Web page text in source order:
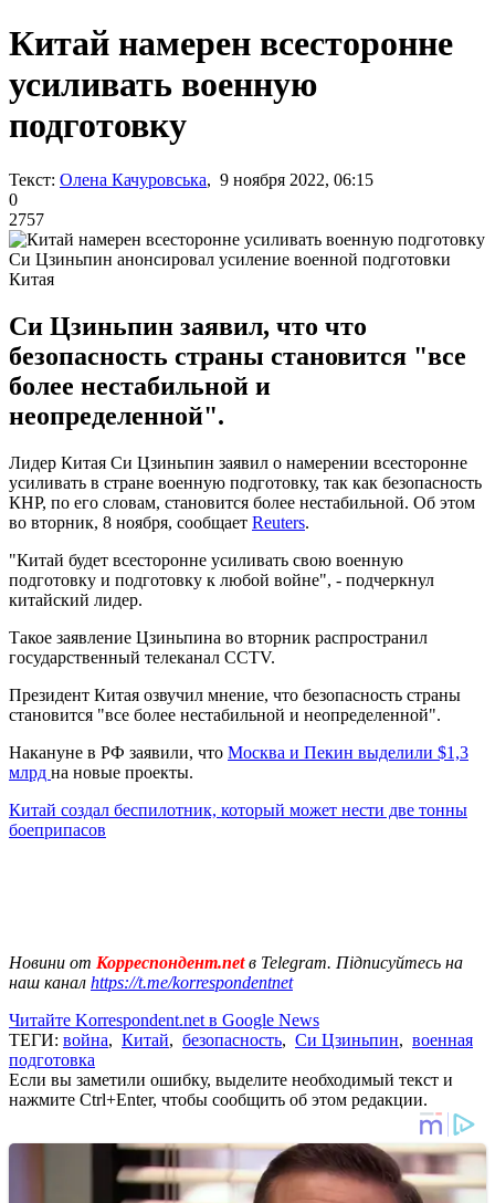
Китай намерен всесторонне
усиливать военную
подготовку
Текст: Олена Качуровська, 9 ноября 2022, 06:15
0
2757
Cи Цзиньпин анонсировал усиление военной подготовки
Китая
Си Цзиньпин заявил, что что
безопасность страны становится "все
более нестабильной и
неопределенной".
Лидер Китая Си Цзиньпин заявил о намерении всесторонне
усиливать в стране военную подготовку, так как безопасность
КНР, по его словам, становится более нестабильной. Об этом
во вторник, 8 ноября, сообщает Reuters.
"Китай будет всесторонне усиливать свою военную
подготовку и подготовку к любой войне", - подчеркнул
китайский лидер.
Такое заявление Цзиньпина во вторник распространил
государственный телеканал CCTV.
Президент Китая озвучил мнение, что безопасность страны
становится "все более нестабильной и неопределенной".
Накануне в РФ заявили, что Москва и Пекин выделили $1,3
млрд на новые проекты.
Китай создал беспилотник, который может нести две тонны
боеприпасов
Новини от Корреспондент.netв Telegram. Підписуйтесь на
наш канал https://t.me/korrespondentnet
Читайте Korrespondent.net в Google News
ТЕГИ: война, Китай, безопасность, Си Цзиньпин, военная
подготовка
Если вы заметили ошибку, выделите необходимый текст и
нажмите Ctrl+Enter, чтобы сообщить об этом редакции.